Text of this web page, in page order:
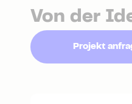
Von der
Projekt